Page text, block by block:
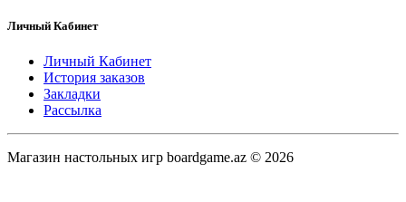
Личный Кабинет
Личный Кабинет
История заказов
Закладки
Рассылка
Магазин настольных игр boardgame.az © 2026